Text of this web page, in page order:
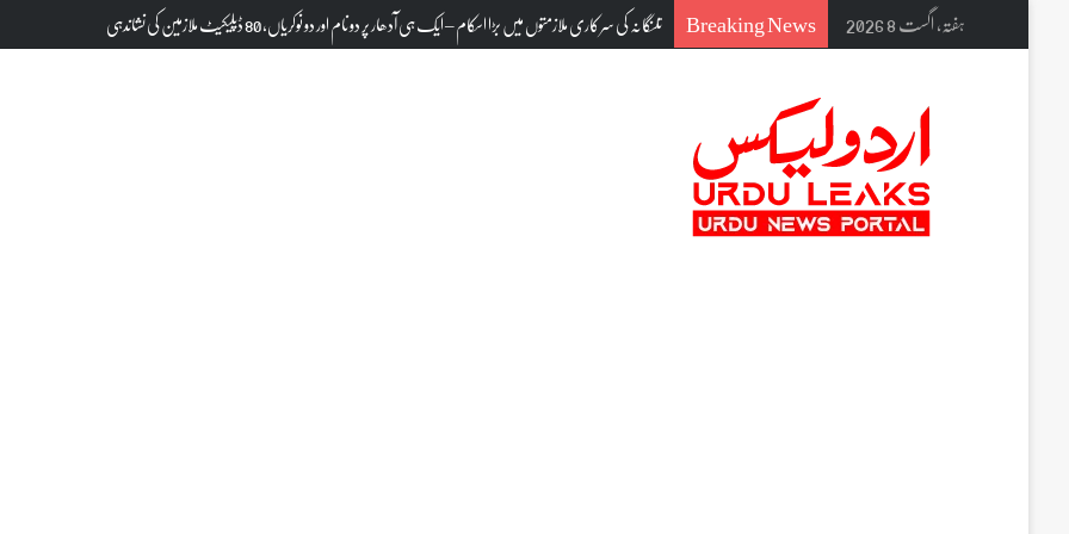
ہفتہ, اگست 8 2026 Breaking News محفل اصناف سخن گوئی کے تحت ”آزادئ ہند اور حب الوطنی پر مبنی نغمے“پروگرام